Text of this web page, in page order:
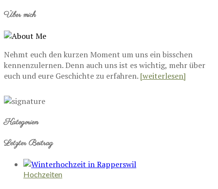
Über mich
Nehmt euch den kurzen Moment um uns ein bisschen
kennenzulernen. Denn auch uns ist es wichtig, mehr über
euch und eure Geschichte zu erfahren. [weiterlesen]
Kategorien
Letzter Beitrag
Hochzeiten